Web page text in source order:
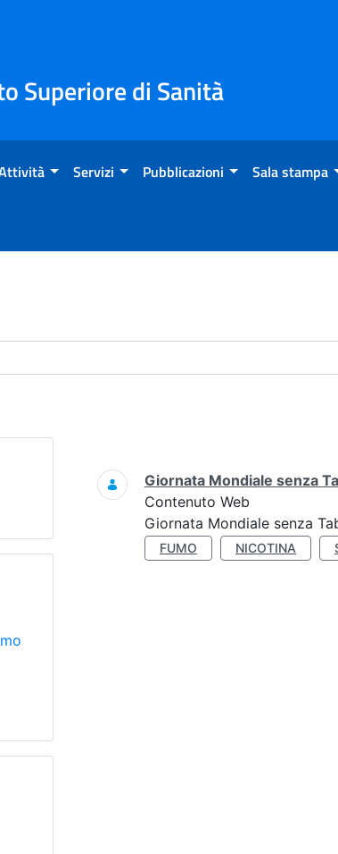
Superiore di Sanità
Servizi Pubblicazioni Sala stampa
- Eventi
Ricerca
Giornata Mondiale senza
Contenuto Web
Giornata Mondiale senza
FUMO NICOTINA